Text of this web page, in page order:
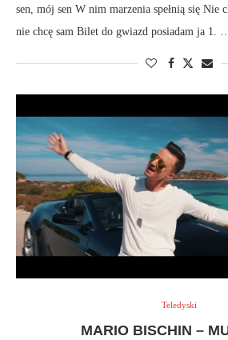
sen, mój sen W nim marzenia spełnią się Nie
nie chcę sam Bilet do gwiazd posiadam ja 1. …
Teledyski
MARIO BISCHIN –